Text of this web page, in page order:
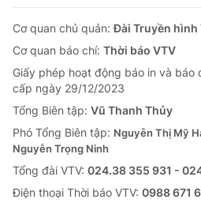
Cơ quan chủ quản:Đài Truyền hình
Cơ quan báo chí: Thời báo VTV
Giấy phép hoạt động báo in và báo
cấp ngày 29/12/2023
Tổng Biên tập: Vũ Thanh Thủy
Phó Tổng Biên tập: Nguyễn Thị Mỹ
Nguyễn Trọng Ninh
Tổng đài VTV: 024.38 355 931 -
Ðiện thoại Thời báo VTV: 0988 671